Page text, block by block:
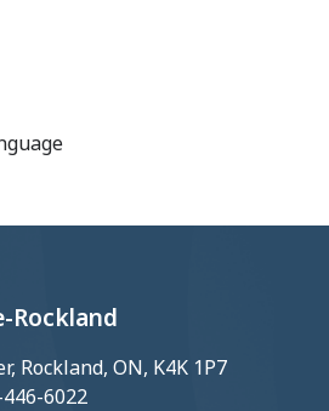
Rockland
Rockland, ON, K4K 1P7
6022